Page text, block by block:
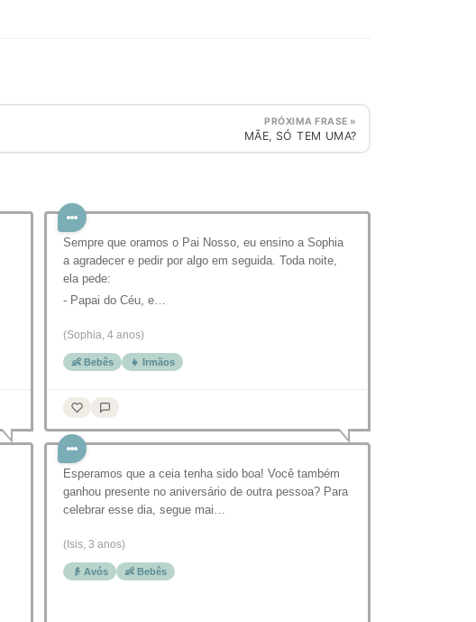
PRÓXIMA FRASE »
MÃE, SÓ TEM UMA?
Sempre que oramos o Pai Nosso, eu ensino a Sophia
a agradecer e pedir por algo em seguida. Toda noite,
ela pede:
- Papai do Céu, e…
(Sophia, 4 anos)
👶 Bebês 👧 Irmãos
Esperamos que a ceia tenha sido boa! Você também
ganhou presente no aniversário de outra pessoa? Para
celebrar esse dia, segue mai…
(Isis, 3 anos)
👴 Avós 👶 Bebês